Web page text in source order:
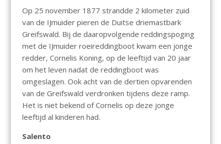
Op 25 november 1877 strandde 2 kilometer zuid
van de IJmuider pieren de Duitse driemastbark
Greifswald. Bij de daaropvolgende reddingspoging
met de IJmuider roeireddingboot kwam een jonge
redder, Cornelis Koning, op de leeftijd van 20 jaar
om het leven nadat de reddingboot was
omgeslagen. Ook acht van de dertien opvarenden
van de Greifswald verdronken tijdens deze ramp.
Het is niet bekend of Cornelis op deze jonge
leeftijd al kinderen had.
Salento